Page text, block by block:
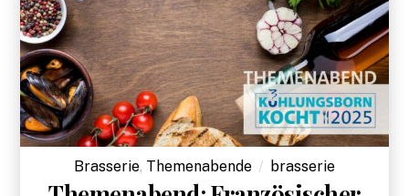
Brasserie, Themenabende brasserie